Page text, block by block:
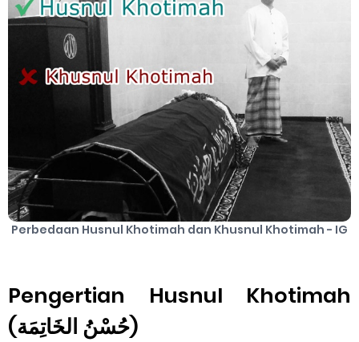
Perbedaan Husnul Khotimah dan Khusnul Khotimah - IG
Pengertian Husnul Khotimah
(حُسْنُ الخَاتِمَة)